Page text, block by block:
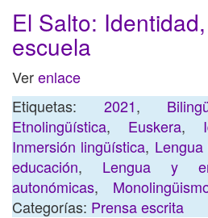
El Salto:
escuela
Verenlace
Etiquetas: 2021,
Etnolingüística, Euskera,
Inmersión lingüística,
educación, Lengua y
autonómicas,
Categorías: Prensa escrita